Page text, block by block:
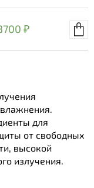
₽
для
от свободных
высокой
излучения.